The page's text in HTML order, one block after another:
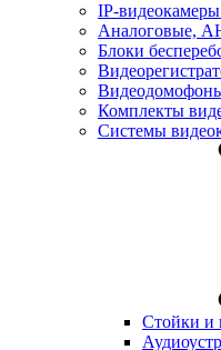
IP-видеокамеры
Аналоговые,
Блоки
Комплекты
Системы
Стойки и